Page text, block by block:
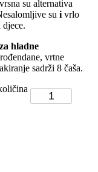
su alternativa
su ivrlo
djece.
hladne
vrtne
sadrži 8 čaša.